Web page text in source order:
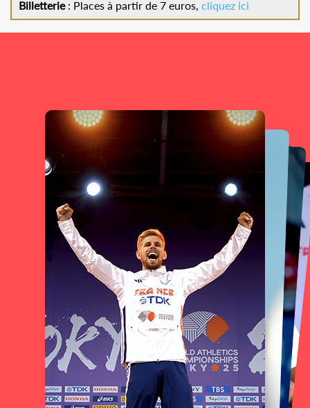
Billetterie: Places à partir de 7 euros, cliquez ici